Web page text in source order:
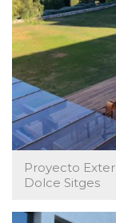
Proyecto
Dolce Sitges